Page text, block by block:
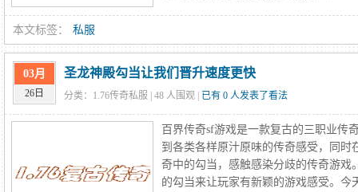
本文标签： 私服
03月
26日
圣龙神殿勾当让我们晋升速度更快
分类：1.76传奇私服 | 48 人围观 | 已有 0 人发表了看法
百界传奇sf游戏是一款复古的三职业传
到各类各样原汁原味的传奇感受，同
奇中的勾当，感触感染分歧的传奇游
的勾当来让玩家有新颖的游戏感受。